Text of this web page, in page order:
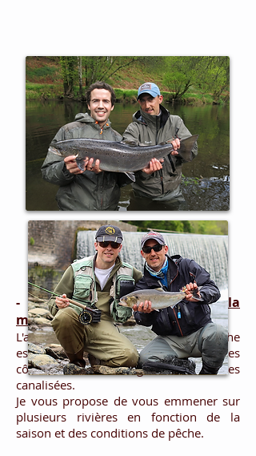
-Stage "Pêche de l'alose à la
mouche en Bretagne" :
L'alose en Bretagne se recherche
essentiellement sur de petits fleuves
côtiers ou de grandes rivières
canalisées.
Je vous propose de vous emmener sur
plusieurs rivières en fonction de la
saison et des conditions de pêche.